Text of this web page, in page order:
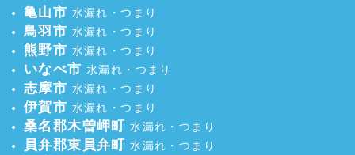
亀山市 水漏れ・つまり
鳥羽市 水漏れ・つまり
熊野市 水漏れ・つまり
いなべ市 水漏れ・つまり
志摩市 水漏れ・つまり
伊賀市 水漏れ・つまり
桑名郡木曽岬町 水漏れ・つまり
員弁郡東員弁町 水漏れ・つまり